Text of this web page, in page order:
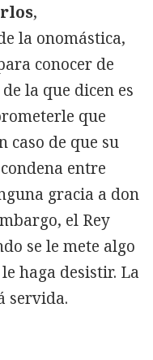
,
la onomástica,
conocer de
la que dicen es
que
caso de que su
entre
gracia a don
el Rey
se le mete algo
haga desistir. La
servida.